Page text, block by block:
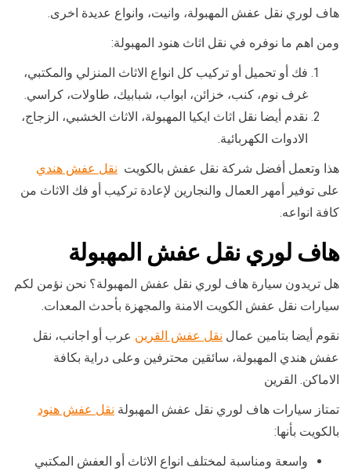
هاف لوري نقل عفش المهبولة، وانيت، وانواع عديدة اخرى.
ومن اهم ما نوفره في نقل اثاث هنود المهبولة:
فك أو تحميل أو تركيب كل انواع الاثاث المنزلي والمكتبي،
غرف نوم، كنب، خزائن، ابواب، شبابيك، طاولات، كراسي.
نقدم أيضا نقل اثاث ايكيا المهبولة، الاثاث الخشبي، الزجاج،
الادوات الكهربائية.
هذا وتعمل أفضل شركة نقل عفش بالكويت نقل عفش هندي
على توفير أمهر العمال والنجارين لإعادة تركيب أو فك الاثاث من
كافة انواعه.
هاف لوري نقل عفش المهبولة
هل تريدون سيارة هاف لوري نقل عفش المهبولة؟ نحن نؤمن لكم
سيارات نقل عفش الكويت الامنة والمجهزة بأحدث المعدات.
نقوم أيضا بتامين عمال نقل عفش القرين عرب أو اجانب، نقل
عفش هندي المهبولة، سائقين محترفين وعلى دراية بكافة
الاماكن. القرين
تمتاز سيارات هاف لوري نقل عفش المهبولة نقل عفش هنود
بالكويت بأنها:
واسعة ومناسبة لمختلف انواع الاثاث أو العفش المكتبي